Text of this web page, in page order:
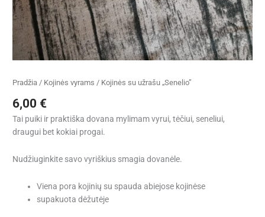
Pradžia / Kojinės vyrams / Kojinės su užrašu „Senelio”
6,00 €
Tai puiki ir praktiška dovana mylimam vyrui, tėčiui, seneliui,
draugui bet kokiai progai.
Nudžiuginkite savo vyriškius smagia dovanėle.
Viena pora kojinių su spauda abiejose kojinėse
supakuota dėžutėje